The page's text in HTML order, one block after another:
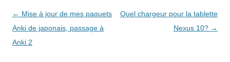
Navigation
des
articles
← Mise à jour de mes paquets
Anki de japonais, passage à
Anki 2
Quel chargeur pour la tablette
Nexus 10? →